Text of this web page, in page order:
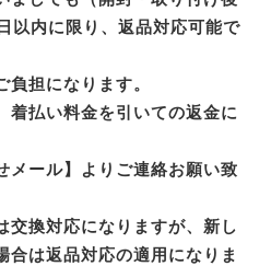
以内に限り、返品対応可能で
担になります。
着払い料金を引いての返金に
メール】よりご連絡お願い致
換対応になりますが、新し
合は返品対応の適用になりま